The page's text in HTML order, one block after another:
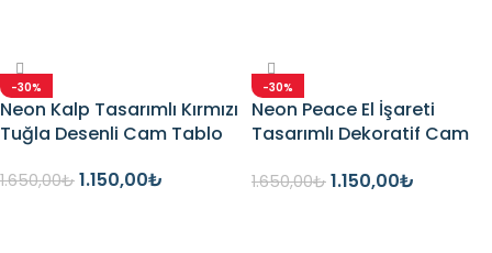
-30%
Neon Kalp Tasarımlı Kırmızı
Tuğla Desenli Cam Tablo
1.650,00₺ 1.150,00₺
-30%
Neon Peace El İşareti
Tasarımlı Dekoratif Cam
1.650,00₺ 1.150,00₺